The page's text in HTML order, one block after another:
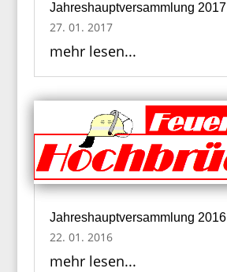
Jahreshauptversammlung 2017
27. 01. 2017
mehr lesen...
Jahreshauptversammlung 2016
22. 01. 2016
mehr lesen...